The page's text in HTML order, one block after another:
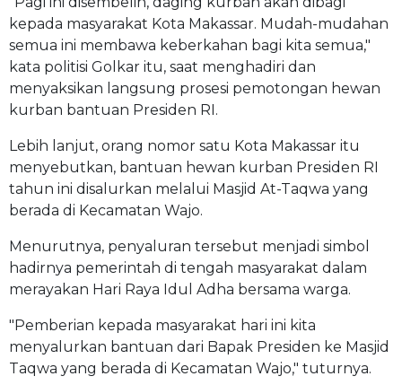
kepada masyarakat Kota Makassar. Mudah-mudahan
semua ini membawa keberkahan bagi kita semua,"
kata politisi Golkar itu, saat menghadiri dan
menyaksikan langsung prosesi pemotongan hewan
kurban bantuan Presiden RI.
Lebih lanjut, orang nomor satu Kota Makassar itu
menyebutkan, bantuan hewan kurban Presiden RI
tahun ini disalurkan melalui Masjid At-Taqwa yang
berada di Kecamatan Wajo.
Menurutnya, penyaluran tersebut menjadi simbol
hadirnya pemerintah di tengah masyarakat dalam
merayakan Hari Raya Idul Adha bersama warga.
"Pemberian kepada masyarakat hari ini kita
menyalurkan bantuan dari Bapak Presiden ke Masjid
Taqwa yang berada di Kecamatan Wajo," tuturnya.